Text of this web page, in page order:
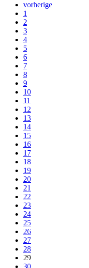
vorherige
1
2
3
4
5
6
7
8
9
10
11
12
13
14
15
16
17
18
19
20
21
22
23
24
25
26
27
28
29
30